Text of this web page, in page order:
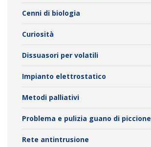
Cenni di biologia
Curiosità
Dissuasori per volatili
Impianto elettrostatico
Metodi palliativi
Problema e pulizia guano di piccione
Rete antintrusione